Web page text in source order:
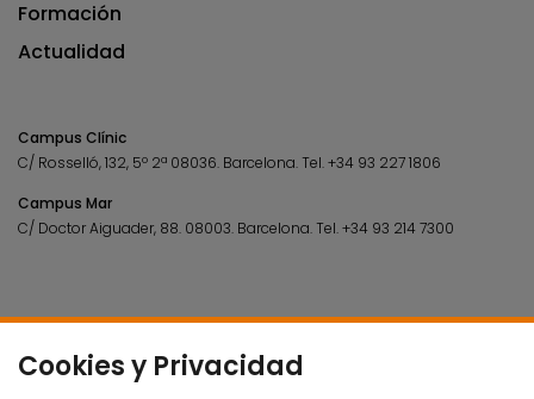
Cookies y Privacidad
Formación
Actualidad
Campus Clínic
C/ Rosselló, 132, 5º 2ª 08036. Barcelona.Tel.+34 93 227 1806
Campus Mar
C/ Doctor Aiguader, 88. 08003. Barcelona.Tel.+34 93 214 7300